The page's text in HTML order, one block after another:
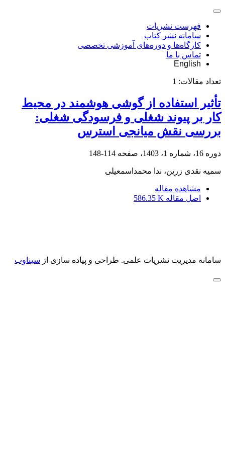
فهرست نشریات
سامانه نشر کتاب
کارگاه‌ها و دوره‌های آموزشی تخصصی
تماس با ما
English
تعداد مقالات: 1
تأثیر استفاده از گوشی هوشمند در محیط
کار بر پیوند شغلی و فرسودگی شغلی:
بررسی نقش میانجی استرس
دوره 16، شماره 1، 1403، صفحه 114-148
سمیه نقدی زرین، ندا محمداسمعیلی
مشاهده مقاله
اصل مقاله 586.35 K
سامانه مدیریت نشریات علمی. طراحی و پیاده سازی از سیناوب